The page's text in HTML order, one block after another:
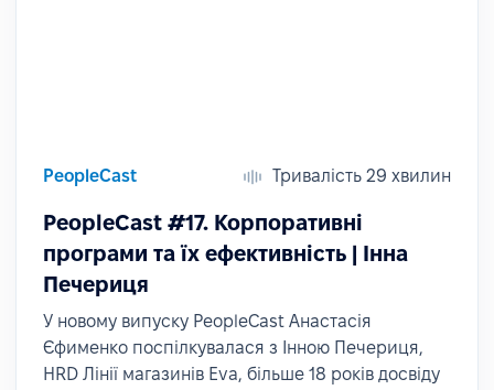
PeopleCast Тривалість 29 хвилин
PeopleCast #17. Корпоративні
програми та їх ефективність | Інна
Печериця
У новому випуску PeopleCast Анастасія
Єфименко поспілкувалася з Інною Печериця,
HRD Лінії магазинів Eva, більше 18 років досвіду